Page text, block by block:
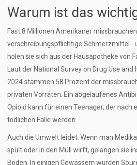
Warum ist das
Fast 8 Millionen Amerikaner missbrauchen
verschreibungspflichtige Schmerzmittel -
holen sie sich aus der Hausapotheke von
Laut der National Survey on Drug Use
2024 stammen 58 Prozent der
privaten Vorräten. Ein abgelaufenes
Opioid kann für einen Teenager, der nach
tödlichen Falle werden.
Auch die Umwelt leidet. Wenn man
spült oder in den Müll wirft, gelangen sie
Boden. In einigen Gewässern wurden